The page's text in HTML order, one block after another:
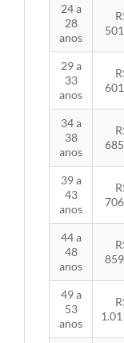
24 a
28
anos
29 a
33
anos
34 a
38
anos
39 a
43
anos
44 a
48
anos
49 a
53
anos